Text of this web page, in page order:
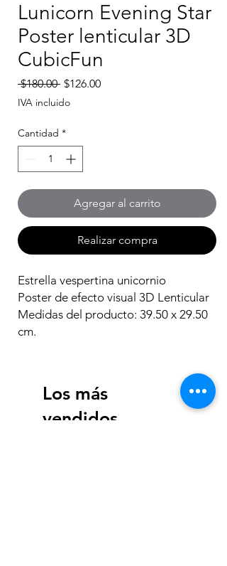
Lunicorn Evening Star
Poster lenticular 3D
CubicFun
$180.00 Precio
$126.00Precio
IVA incluido
Cantidad *
Agregar al carrito
Realizar compra
Estrella vespertina unicornio
Poster de efecto visual 3D Lenticular
Medidas del producto: 39.50 x 29.50
cm.
Los más
vendidos